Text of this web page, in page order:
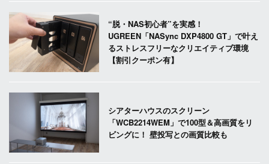
“脱・NAS初心者”を実感！
UGREEN「NASync DXP4800 GT」で叶え
るストレスフリーなクリエイティブ環境
【割引クーポン有】
シアターハウスのスクリーン
「WCB2214WEM」で100型＆高画質をリ
ビングに！ 壁投写との画質比較も